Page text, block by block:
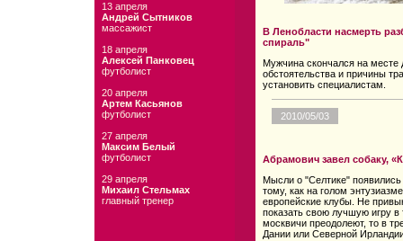
13 апреля
Андрей Сытников
массажист
18 апреля
Алексей Панковец
футболист
20 апреля
Артем Касьянов
футболист
27 апреля
Максим Белый
футболист
29 апреля
Михаил Стельмах
главный тренер
В Ленобласти насмерть
спираль"
Мужчина скончался на месте
обстоятельства и причины
установить специалистам.
2010/05/03
Абрамович завел собаку,
Мысли о "Селтике" появились
тому, как на голом
европейские клубы. Не
показать свою лучшую игру в
москвичи преодолеют, то в
Дании или Северной